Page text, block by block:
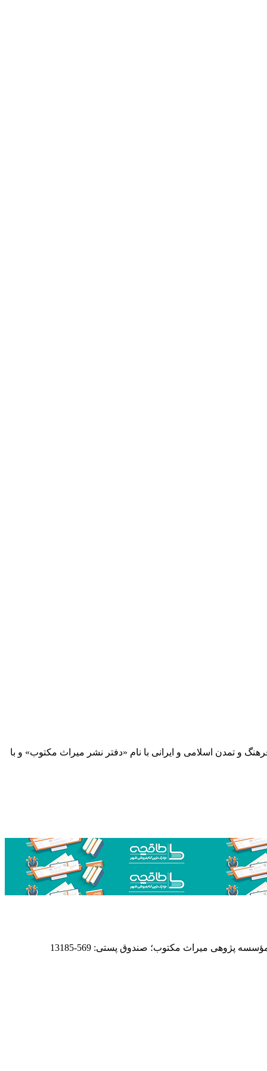
مكتوب فرهنگ و تمدن اسلامی و ایرانی با نام «دفتر نشر میراث مكتوب» و با